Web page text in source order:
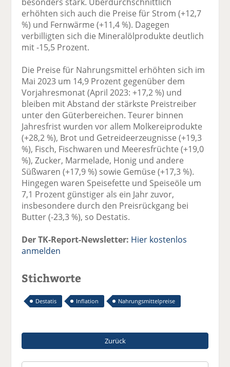
erhöhten sich auch die Preise für Strom (+12,7
%) und Fernwärme (+11,4 %). Dagegen
verbilligten sich die Mineralölprodukte deutlich
mit -15,5 Prozent.
Die Preise für Nahrungsmittel erhöhten sich im
Mai 2023 um 14,9 Prozent gegenüber dem
Vorjahresmonat (April 2023: +17,2 %) und
bleiben mit Abstand der stärkste Preistreiber
unter den Güterbereichen. Teurer binnen
Jahresfrist wurden vor allem Molkereiprodukte
(+28,2 %), Brot und Getreideerzeugnisse (+19,3
%), Fisch, Fischwaren und Meeresfrüchte (+19,0
%), Zucker, Marmelade, Honig und andere
Süßwaren (+17,9 %) sowie Gemüse (+17,3 %).
Hingegen waren Speisefette und Speiseöle um
7,1 Prozent günstiger als ein Jahr zuvor,
insbesondere durch den Preisrückgang bei
Butter (-23,3 %), so Destatis.
Der TK-Report-Newsletter: Hier kostenlos
anmelden
Stichworte
Destatis Inflation Nahrungsmittelpreise
Zurück